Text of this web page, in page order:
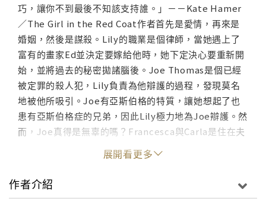
巧，讓你不到最後不知該支持誰。」－－Kate Hamer
／The Girl in the Red Coat作者首先是愛情，再來是
婚姻，然後是謀殺。Lily的職業是個律師，當她遇上了
富有的畫家Ed並決定要嫁給他時，她下定決心要重新開
始，並將過去的秘密拋諸腦後。Joe Thomas是個已經
被定罪的殺人犯，Lily負責為他辯護的過程，發現莫名
地被他所吸引。Joe有亞斯伯格的特質，讓她想起了也
患有亞斯伯格症的兄弟，因此Lily極力地為Joe辯護。然
而，Joe真得是無辜的嗎？Francesca與Carla是住在夫
妻倆隔壁的母女，Clara當時9歲，Francesca為了家計
得兼兩份差，Lily與Ed夫妻倆在假日時樂於照顧孤單的
Clara。當Lily發現了Francesca秘密的同時，也毀了
Clara的某一部分。十幾年過去了，意圖報復的Clara重
展開看更多
作者介紹